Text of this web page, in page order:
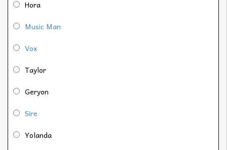
Hora
Music Man
Vox
Taylor
Geryon
Sire
Yolanda